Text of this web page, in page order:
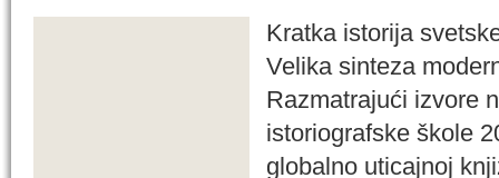
Kratka istorija
Velika sinteza
Razmatrajući izvore
istoriografske škole
globalno uticajnoj